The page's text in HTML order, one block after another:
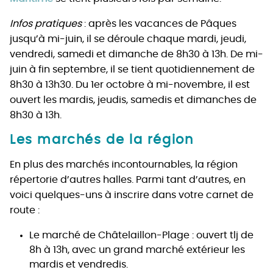
Infos pratiques: après les vacances de Pâques
jusqu’à mi-juin, il se déroule chaque mardi, jeudi,
vendredi, samedi et dimanche de 8h30 à 13h. De mi-
juin à fin septembre, il se tient quotidiennement de
8h30 à 13h30. Du 1er octobre à mi-novembre, il est
ouvert les mardis, jeudis, samedis et dimanches de
8h30 à 13h.
Les marchés de la région
En plus des marchés incontournables, la région
répertorie d’autres halles. Parmi tant d’autres, en
voici quelques-uns à inscrire dans votre carnet de
route :
Le marché de Châtelaillon-Plage : ouvert tlj de
8h à 13h, avec un grand marché extérieur les
mardis et vendredis.